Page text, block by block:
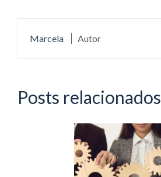
Marcela Autor
Posts relacionados